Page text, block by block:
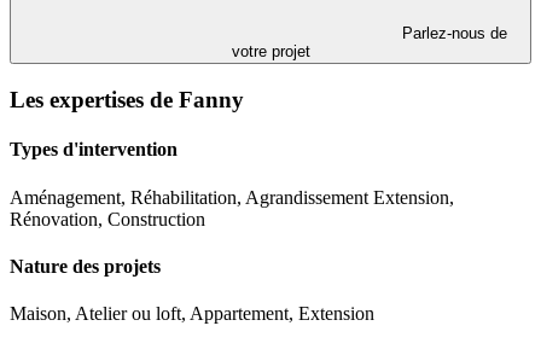
Parlez-nous de
votre projet
Les expertises de Fanny
Types d'intervention
Aménagement, Réhabilitation, Agrandissement Extension,
Rénovation, Construction
Nature des projets
Maison, Atelier ou loft, Appartement, Extension